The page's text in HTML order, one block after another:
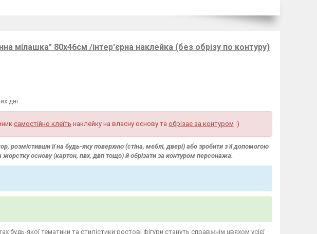
мілашка" 80х46см /інтер'єрна наклейка (без обрізу по контуру)
дні
самостійно клеїть наклейку на власну основу та обрізає за контуром :)
розмістивши її на будь-яку поверхню (стіна, меблі, двері) або зробити з її допомогою
жорстку основу (картон, пвх, двп тощо) й обрізати за контуром персонажа.
будь-якої тематики та стилістики ростові фігури стануть справжнім цвяхом усієї